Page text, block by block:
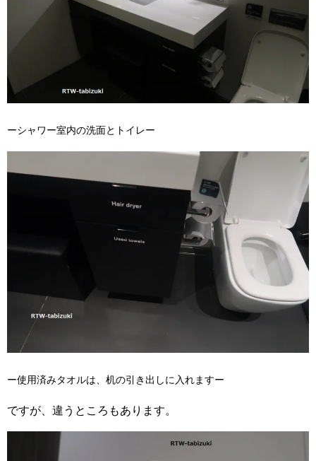
ーシャワー室内の洗面とトイレー
ー使用済みタオルは、机の引き出しに入れますー
ですが、違うところもあります。